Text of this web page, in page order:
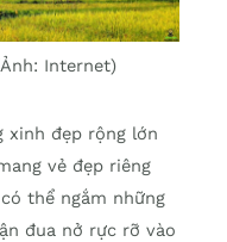
Internet)
xinh đẹp rộng lớn
vẻ đẹp riêng
thể ngắm những
đua nở rực rỡ vào